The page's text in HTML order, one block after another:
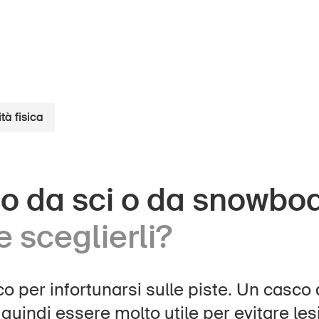
Media
Politica
Campagne
fisica
da sci o da
sceglierli?
per infortunarsi sulle piste. Un casco
essere molto utile per evitare